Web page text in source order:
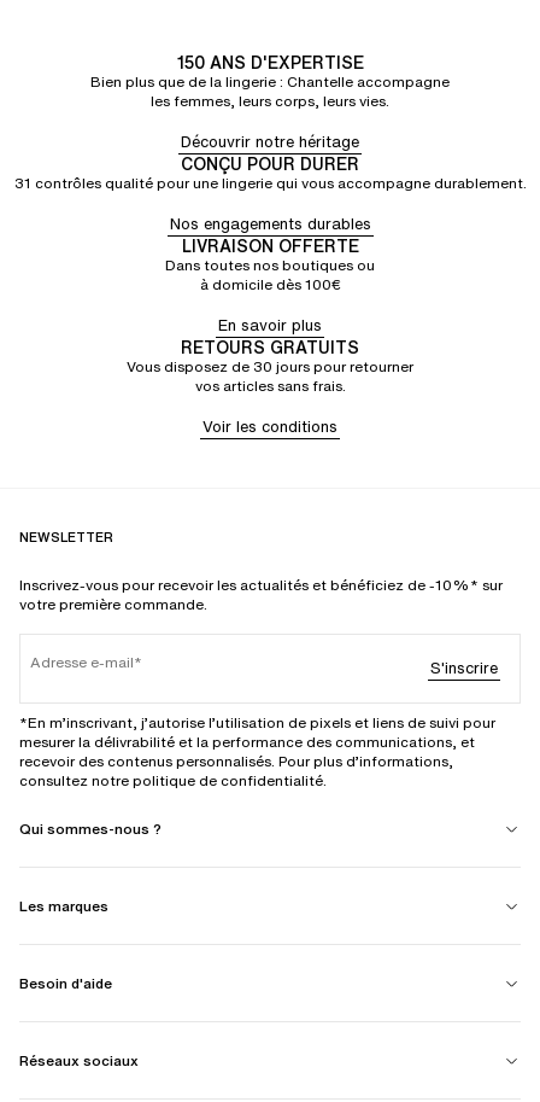
150 ANS D'EXPERTISE
Bien plus que de la lingerie : Chantelle accompagne
les femmes, leurs corps, leurs vies.
Découvrir notre héritage
CONÇU POUR DURER
31 contrôles qualité pour une lingerie qui vous accompagne durablement.
Nos engagements durables
LIVRAISON OFFERTE
Dans toutes nos boutiques ou
à domicile dès 100€
En savoir plus
RETOURS GRATUITS
Vous disposez de 30 jours pour retourner
vos articles sans frais.
Voir les conditions
NEWSLETTER
Inscrivez-vous pour recevoir les actualités et bénéficiez de -10%* sur
votre première commande.
Adresse e-mail S'inscrire
*En m’inscrivant, j’autorise l’utilisation de pixels et liens de suivi pour
mesurer la délivrabilité et la performance des communications, et
recevoir des contenus personnalisés. Pour plus d’informations,
consultez notre politique de confidentialité.
Qui sommes-nous ?
Les marques
Besoin d'aide
Réseaux sociaux